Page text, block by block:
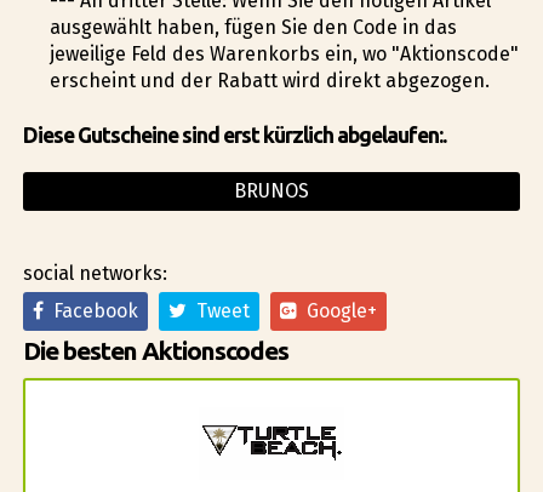
ausgewählt haben, fügen Sie den Code in das
jeweilige Feld des Warenkorbs ein, wo "Aktionscode"
erscheint und der Rabatt wird direkt abgezogen.
Diese Gutscheine sind erst kürzlich abgelaufen:.
BRUNOS
social networks:
Facebook
Tweet Google+
Die besten Aktionscodes